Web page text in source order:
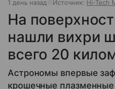
1 день назад Источник: Hi-Tech
На
нашли вихри
всего 20
Астрономы впервые
крошечные плазменные